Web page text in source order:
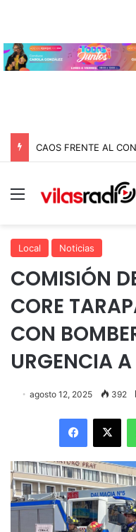
Menú
Local Noticias
COMISIÓN
CORE
CON
URGENCIA
agosto 12, 2025 392
Facebook
X